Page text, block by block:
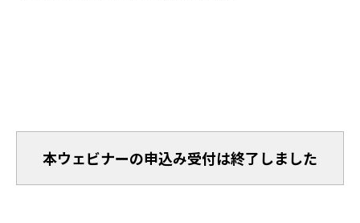
本ウェビナーの申込み受付は終了しました